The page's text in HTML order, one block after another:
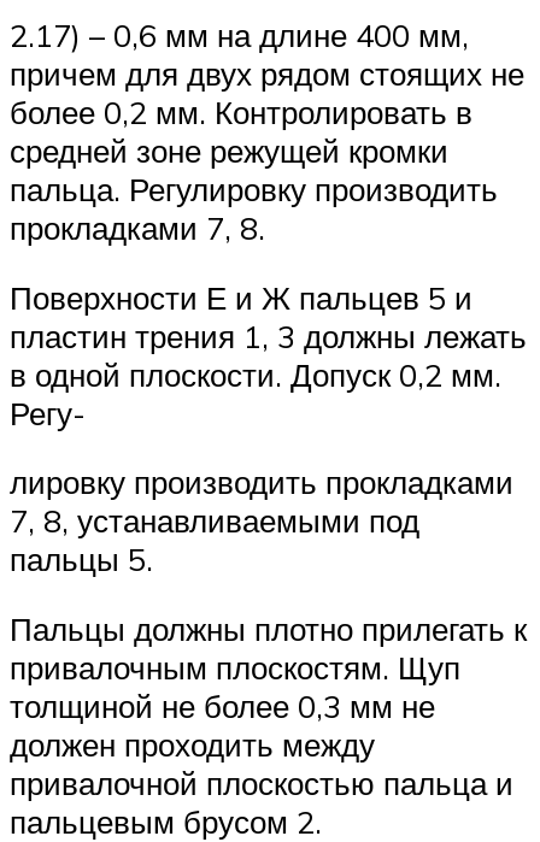
2.17) – 0,6 мм на длине 400 мм,
причем для двух рядом стоящих не
более 0,2 мм. Контролировать в
средней зоне режущей кромки
пальца. Регулировку производить
прокладками 7, 8.
Поверхности Е и Ж пальцев 5 и
пластин трения 1, 3 должны лежать
в одной плоскости. Допуск 0,2 мм.
Регу-
лировку производить прокладками
7, 8, устанавливаемыми под
пальцы 5.
Пальцы должны плотно прилегать к
привалочным плоскостям. Щуп
толщиной не более 0,3 мм не
должен проходить между
привалочной плоскостью пальца и
пальцевым брусом 2.